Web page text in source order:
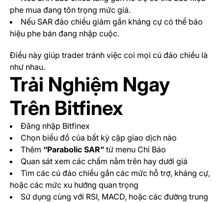
phe mua đang tôn trọng mức giá.
Nếu SAR đảo chiều giảm gần kháng cự có thể báo
hiệu phe bán đang nhập cuộc.
Điều này giúp trader tránh việc coi mọi cú đảo chiều là
như nhau.
Trải Nghiệm Ngay
Trên Bitfinex
Đăng nhập Bitfinex
Chọn biểu đồ của bất kỳ cặp giao dịch nào
Thêm “Parabolic SAR” từ menu Chỉ Báo
Quan sát xem các chấm nằm trên hay dưới giá
Tìm các cú đảo chiều gần các mức hỗ trợ, kháng cự,
hoặc các mức xu hướng quan trọng
Sử dụng cùng với RSI, MACD, hoặc các đường trung